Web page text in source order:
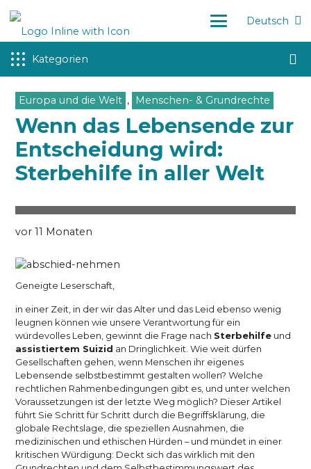
Deutsch
Kategorien
Europa und die Welt , Menschen- & Grundrechte
Wenn das Lebensende zur
Entscheidung wird:
Sterbehilfe in aller Welt
vor 11 Monaten
Geneigte Leserschaft,
in einer Zeit, in der wir das Alter und das Leid ebenso wenig
leugnen können wie unsere Verantwortung für ein
würdevolles Leben, gewinnt die Frage nach Sterbehilfeund
assistiertem Suizid an Dringlichkeit. Wie weit dürfen
Gesellschaften gehen, wenn Menschen ihr eigenes
Lebensende selbstbestimmt gestalten wollen? Welche
rechtlichen Rahmenbedingungen gibt es, und unter welchen
Voraussetzungen ist der letzte Weg möglich? Dieser Artikel
führt Sie Schritt für Schritt durch die Begriffsklärung, die
globale Rechtslage, die speziellen Ausnahmen, die
medizinischen und ethischen Hürden – und mündet in einer
kritischen Würdigung: Deckt sich das wirklich mit den